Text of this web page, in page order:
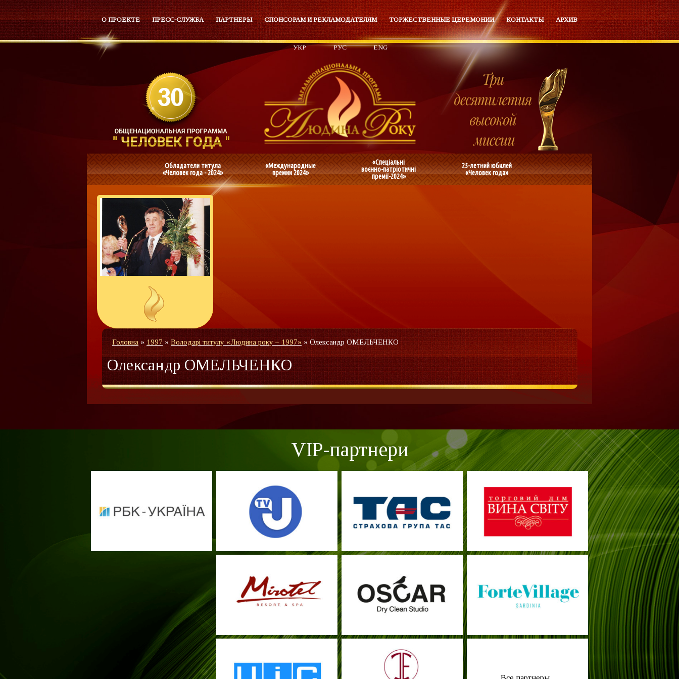
О ПРОЕКТЕ ПРЕСС-СЛУЖБА ПАРТНЕРЫ СПОНСОРАМ И РЕКЛАМОДАТЕЛЯМ ТОРЖЕСТВЕННЫЕ ЦЕРЕМОНИИ КОНТАКТЫ АРХИВ
УКР РУС ENG
Обладатели титула
«Человек года - 2024»
«Международные
премии 2024»
«Спеціальні
воєнно-патріотичні
премії-2024»
25-летний юбилей
«Человек года»
Головна» 1997 » Володарі титулу «Людина року – 1997» » Олександр ОМЕЛЬЧЕНКО
Олександр ОМЕЛЬЧЕНКО
VIP-партнери